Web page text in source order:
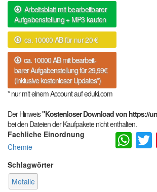
Arbeitsblatt mit bearbeitbarer
Aufgabenstellung + MP3 kaufen
ca. 10000 AB für nur 20 €
ca. 10000 AB mit bearbeit-
barer Aufgabenstellung für 29,99€
(inklusive kostenloser Updates*)
* nur mit einem Account auf eduki.com
Der Hinweis"Kostenloser Download von https://
bei den Dateien der Kaufpakete nicht enthalten.
Fachliche Einordnung
Chemie
Schlagwörter
Metalle